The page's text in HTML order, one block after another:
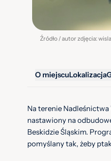
Źródło / autor zdjęcia:
O miejscuLokalizacja
Na terenie Nadleśnictwa
nastawiony na
Beskidzie Śląskim.
pomyślany tak, żeby